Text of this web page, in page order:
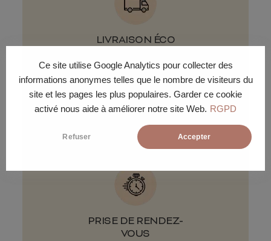
Ce site utilise Google Analytics pour collecter des
informations anonymes telles que le nombre de visiteurs du
site et les pages les plus populaires. Garder ce cookie
activé nous aide à améliorer notre site Web. RGPD
Refuser Accepter
LIVRAISON ÉCO
Livraison gratuite sous 30 jours
ouvrés en pas de porte ou pied
d'immeuble.
PRISE DE RENDEZ-
VOUS